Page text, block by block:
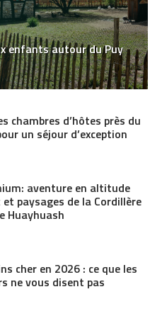
enfants autour du Puy
chambres d’hôtes près du
un séjour d’exception
aventure en altitude
paysages de la Cordillère
Huayhuash
cher en 2026 : ce que les
ne vous disent pas